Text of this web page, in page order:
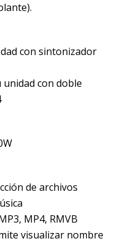
con sintonizador
con doble
de archivos
MP4, RMVB
visualizar nombre